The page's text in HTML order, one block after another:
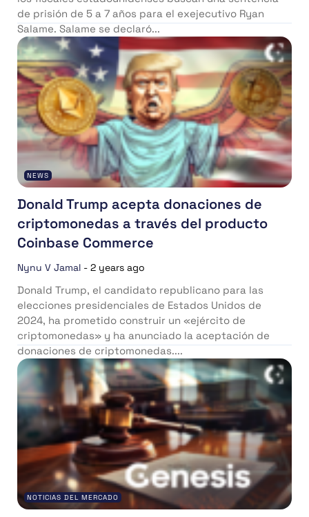
de prisión de 5 a 7 años para el exejecutivo Ryan
Salame. Salame se declaró...
NEWS
Donald Trump acepta donaciones de
criptomonedas a través del producto
Coinbase Commerce
Nynu V Jamal - 2 years ago
Donald Trump, el candidato republicano para las
elecciones presidenciales de Estados Unidos de
2024, ha prometido construir un «ejército de
criptomonedas» y ha anunciado la aceptación de
donaciones de criptomonedas....
NOTICIAS DEL MERCADO